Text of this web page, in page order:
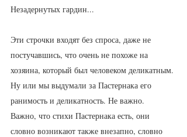
Незадернутых гардин...
Эти строчки входят без спроса, даже не
постучавшись, что очень не похоже на
хозяина, который был человеком деликатным.
Ну или мы выдумали за Пастернака его
ранимость и деликатность. Не важно.
Важно, что стихи Пастернака есть, они
словно возникают также внезапно, словно